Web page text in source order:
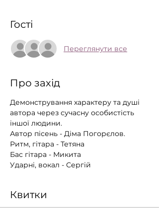
Гості
Переглянути все
Про захід
Демонстрування характеру та душі
автора через сучасну особистість
іншої людини.
Автор пісень - Діма Погорєлов.
Ритм, гітара - Тетяна
Бас гітара - Микита
Ударні, вокал - Сергій
Квитки